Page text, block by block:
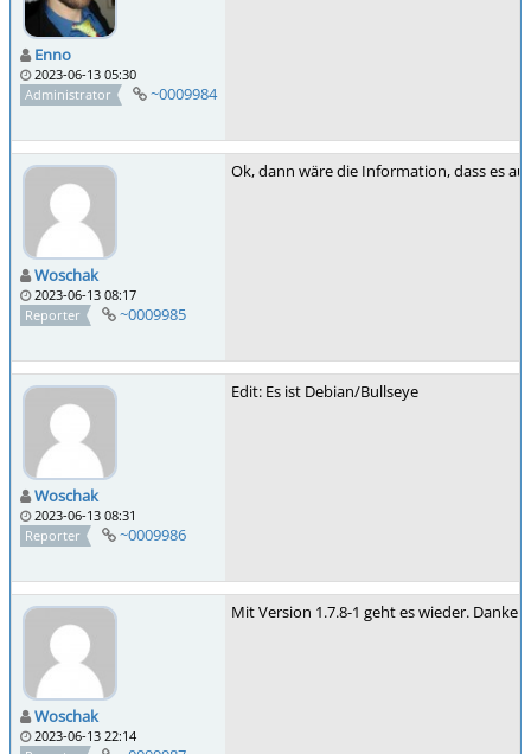
Enno
2023-06-13 05:30
Administrator
~0009984
Woschak
2023-06-13 08:17
Reporter
~0009985
Ok, dann wäre die Information, dass es
Woschak
2023-06-13 08:31
Reporter
~0009986
Edit: Es ist Debian/Bullseye
Woschak
2023-06-13 22:14
Mit Version 1.7.8-1 geht es wieder. Danke.